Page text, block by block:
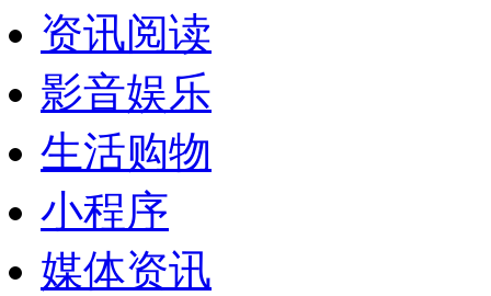
资讯阅读
影音娱乐
生活购物
小程序
媒体资讯